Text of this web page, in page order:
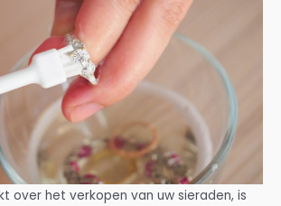
over het verkopen van uw sieraden, is